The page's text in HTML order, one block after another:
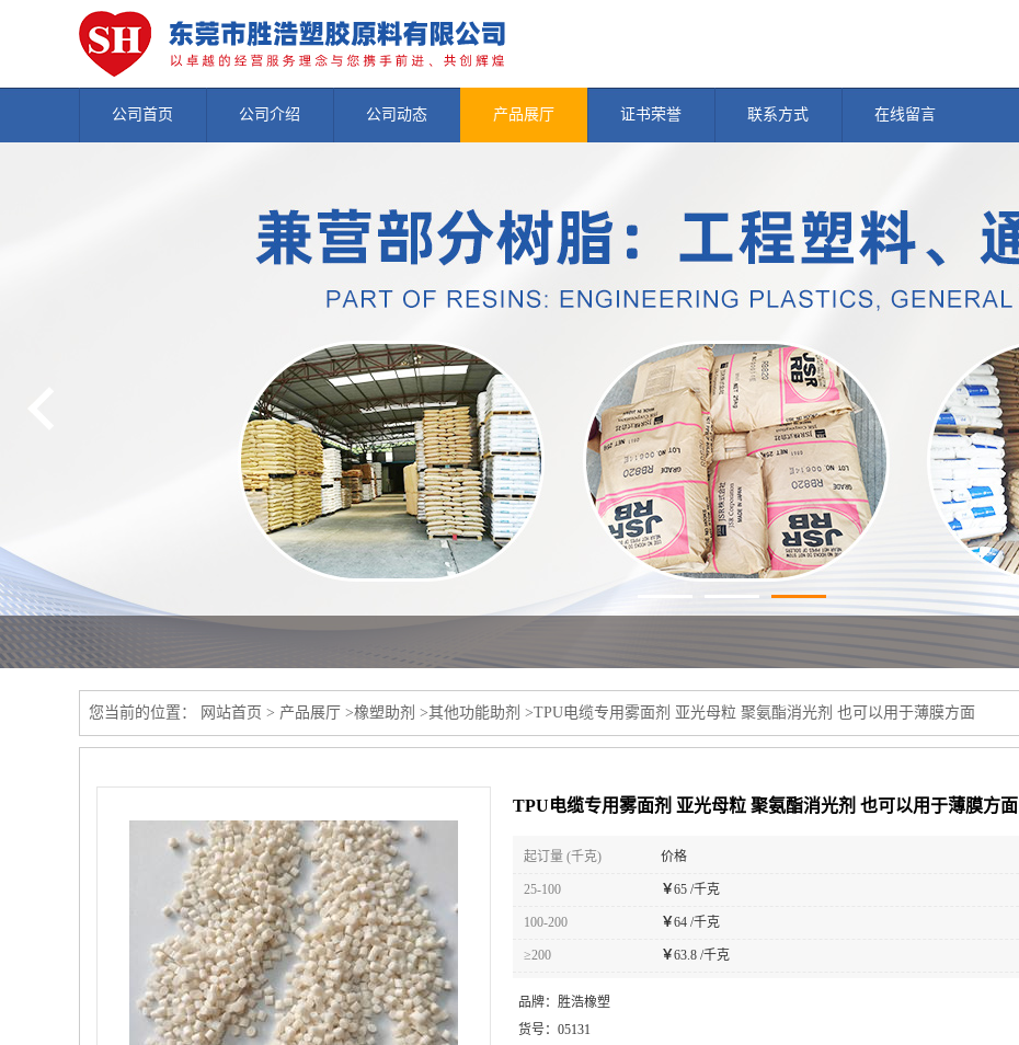
公司首页 公司介绍 公司动态 产品展厅 证书荣誉 联系方式 在线留言
您当前的位置： 网站首页 > 产品展厅 >橡塑助剂 >其他功能助剂 >TPU电缆专用雾面剂 亚光母粒 聚氨酯消光剂 也可以用于薄膜方面
TPU电缆专用雾面剂 亚光母粒 聚氨酯消光剂 也可以用于薄膜方面
起订量 (千克) 价格
25-100 ￥65 /千克
100-200 ￥64 /千克
≥200 ￥63.8 /千克
品牌： 胜浩橡塑
货号： 05131